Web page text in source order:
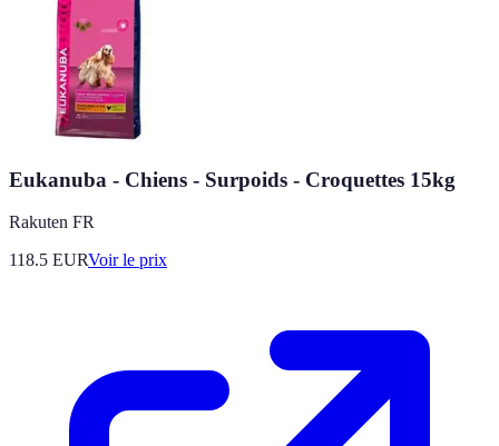
Eukanuba - Chiens - Surpoids - Croquettes 15kg
Rakuten FR
118.5 EURVoir le prix